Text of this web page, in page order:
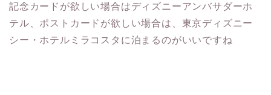
記念カードが欲しい場合はディズニーアンバサダーホ
テル、ポストカードが欲しい場合は、東京ディズニー
シー・ホテルミラコスタに泊まるのがいいですね